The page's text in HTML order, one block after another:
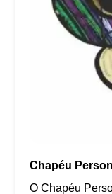
Chapéu
O Chapéu